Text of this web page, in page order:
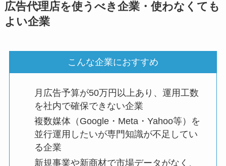
広告代理店を使うべき企業・使わなくても
よい企業
こんな企業におすすめ
月広告予算が50万円以上あり、運用工数
を社内で確保できない企業
複数媒体（Google・Meta・Yahoo等）を
並行運用したいが専門知識が不足してい
る企業
新規事業や新商材で市場データがなく、